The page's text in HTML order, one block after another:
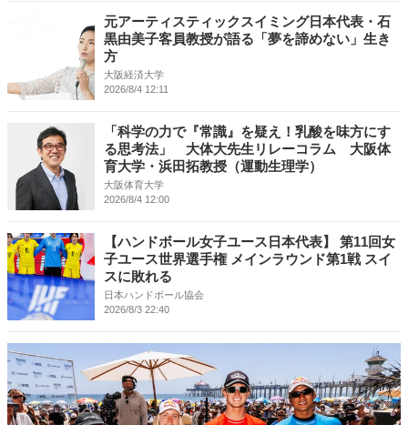
元アーティスティックスイミング日本代表・石
黒由美子客員教授が語る「夢を諦めない」生き
方
大阪経済大学
2026/8/4 12:11
「科学の力で『常識』を疑え！乳酸を味方にす
る思考法」 大体大先生リレーコラム 大阪体
育大学・浜田拓教授（運動生理学）
大阪体育大学
2026/8/4 12:00
【ハンドボール女子ユース日本代表】 第11回女
子ユース世界選手権 メインラウンド第1戦 スイ
スに敗れる
日本ハンドボール協会
2026/8/3 22:40